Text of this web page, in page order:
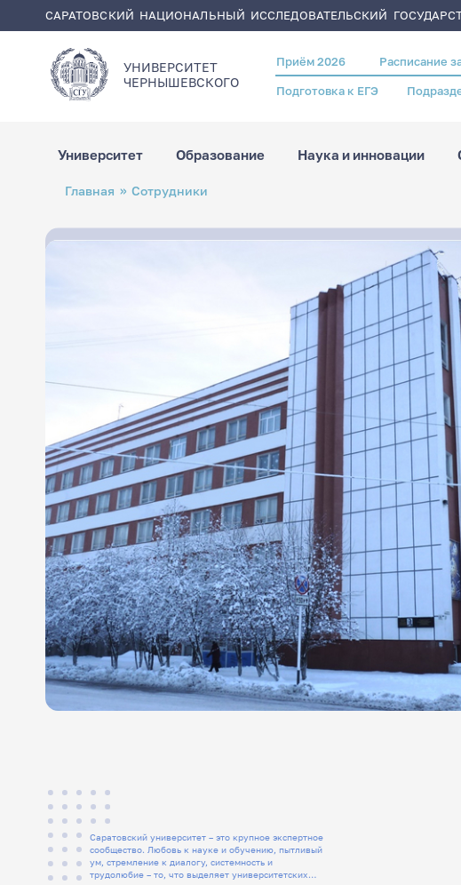
САРАТОВСКИЙ НАЦИОНАЛЬНЫЙ ИССЛЕДОВАТЕЛЬСКИЙ
УНИВЕРСИТЕТ
ЧЕРНЫШЕВСКОГO
Header
menu
Приём 2026 Расписание
Подготовка к ЕГЭ
Университет Образование Наука и инновации
Строка
навигации
Главная Сотрудники
Саратовский университет – это крупное экспертное
сообщество. Любовь к науке и обучению, пытливый
ум, стремление к диалогу, системность и
трудолюбие – то, что выделяет университетских